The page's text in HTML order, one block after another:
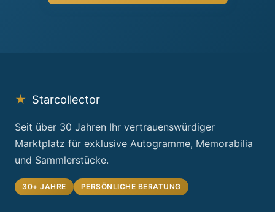
★ Starcollector
Seit über 30 Jahren Ihr vertrauenswürdiger
Marktplatz für exklusive Autogramme, Memorabilia
und Sammlerstücke.
30+ JAHRE PERSÖNLICHE BERATUNG